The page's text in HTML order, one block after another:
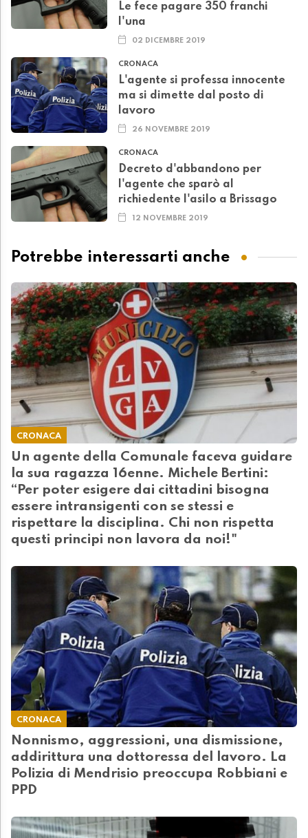
Le fece pagare 350 franchi
l'una
02 DICEMBRE 2019
CRONACA
L'agente si professa innocente
ma si dimette dal posto di
lavoro
26 NOVEMBRE 2019
CRONACA
Decreto d'abbandono per
l'agente che sparò al
richiedente l'asilo a Brissago
12 NOVEMBRE 2019
Potrebbe interessarti anche
CRONACA
Un agente della Comunale faceva guidare
la sua ragazza 16enne. Michele Bertini:
“Per poter esigere dai cittadini bisogna
essere intransigenti con se stessi e
rispettare la disciplina. Chi non rispetta
questi principi non lavora da noi!"
CRONACA
Nonnismo, aggressioni, una dismissione,
addirittura una dottoressa del lavoro. La
Polizia di Mendrisio preoccupa Robbiani e
PPD